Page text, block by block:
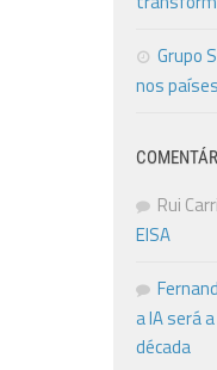
Grupo
nos
Rui
EISA
a IA será
década